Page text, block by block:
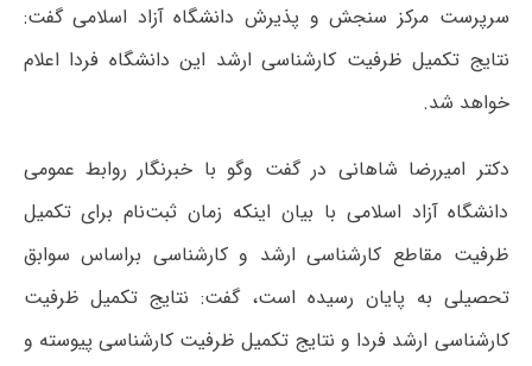
سرپرست مرکز سنجش و پذیرش دانشگاه آزاد اسلامی گفت:
نتایج تکمیل ظرفیت کارشناسی ارشد این دانشگاه فردا اعلام
خواهد شد.
دکتر امیررضا شاهانی در گفت وگو با خبرنگار روابط عمومی
دانشگاه آزاد اسلامی با بیان اینکه زمان ثبت‌نام برای تکمیل
ظرفیت مقاطع کارشناسی ارشد و کارشناسی براساس سوابق
تحصیلی به پایان رسیده است، گفت: نتایج تکمیل ظرفیت
کارشناسی ارشد فردا و نتایج تکمیل ظرفیت کارشناسی پیوسته و